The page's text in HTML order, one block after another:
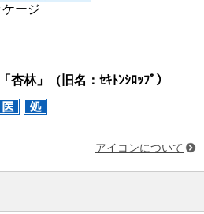
ージ
林」（旧名：ｾｷﾄﾝｼﾛｯﾌﾟ）
アイコンについて